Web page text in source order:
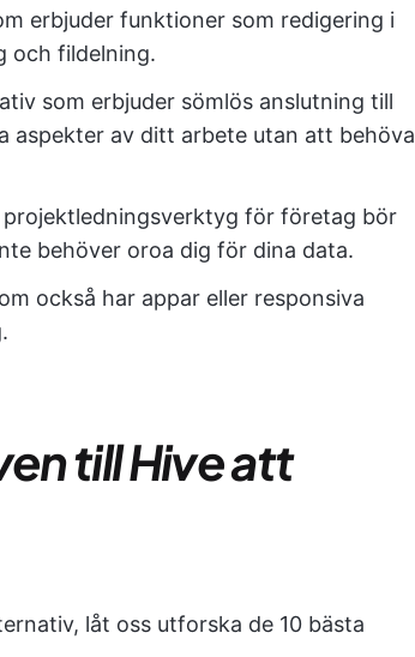
erbjuder funktioner som redigering i
och fildelning.
som erbjuder sömlös anslutning till
aspekter av ditt arbete utan att behöva
projektledningsverktyg för företag bör
behöver oroa dig för dina data.
också har appar eller responsiva
till Hive att
låt oss utforska de 10 bästa